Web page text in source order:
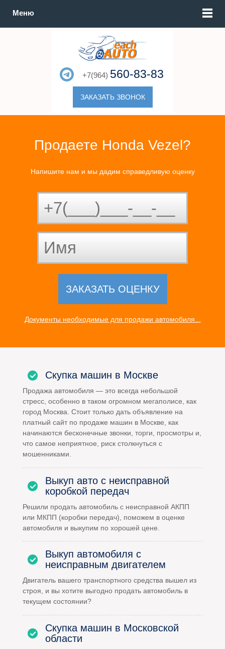
+7(964) 560-83-83
ЗАКАЗАТЬ ЗВОНОК
Меню
Продаете Honda Vezel?
Напишите нам и мы дадим справедливую оценку
Документы необходимые для продажи автомобиля...
Скупка машин в Москве
Продажа автомобиля — это всегда небольшой
стресс, особенно в таком огромном мегаполисе, как
город Москва. Стоит только дать объявление на
платный сайт по продаже машин в Москве, как
начинаются бесконечные звонки, торги, просмотры и,
что самое неприятное, риск столкнуться с
мошенниками.
Выкуп авто с неисправной
коробкой передач
Решили продать автомобиль с неисправной АКПП
или МКПП (коробки передач), поможем в оценке
автомобиля и выкупим по хорошей цене.
Выкуп автомобиля с
неисправным двигателем
Двигатель вашего транспортного средства вышел из
строя, и вы хотите выгодно продать автомобиль в
текущем состоянии?
Скупка машин в Московской
области